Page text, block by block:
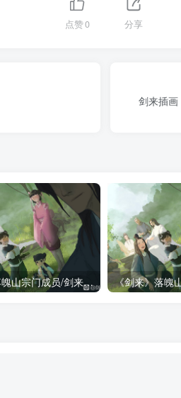
点赞0 分享
剑来插
《剑来》落魄山宗门成员/剑来落魄山人物一览表（全） 《剑来》落魄